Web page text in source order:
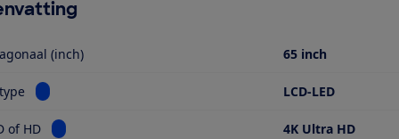
(inch) 65 inch
Bekijk informatie voor Schermtype LCD-LED
of HD Bekijk informatie voor Ultra HD of HD 4K Ultra HD